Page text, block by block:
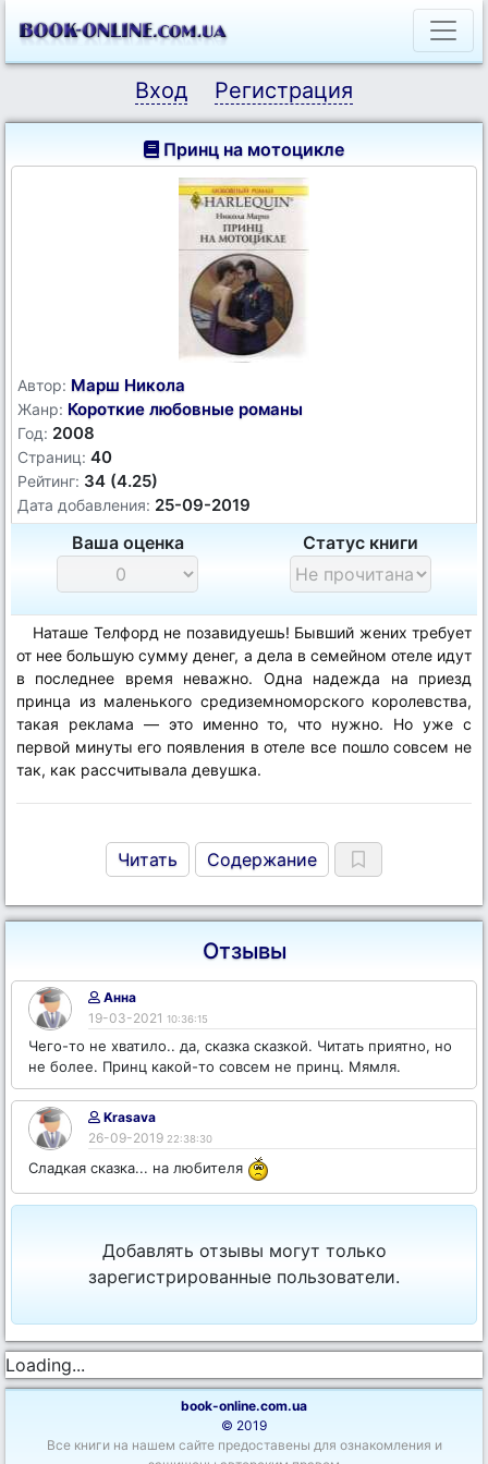
Вход Регистрация
Принц на мотоцикле
Автор: Марш Никола
Жанр: Короткие любовные романы
Год: 2008
Страниц: 40
Рейтинг: 34 (4.25)
Дата добавления: 25-09-2019
Ваша оценка Статус книги
Наташе Телфорд не позавидуешь! Бывший жених требует
от нее большую сумму денег, а дела в семейном отеле идут
в последнее время неважно. Одна надежда на приезд
принца из маленького средиземноморского королевства,
такая реклама — это именно то, что нужно. Но уже с
первой минуты его появления в отеле все пошло совсем не
так, как рассчитывала девушка.
Читать Содержание
Отзывы
Анна
19-03-2021 10:36:15
Чего-то не хватило.. да, сказка сказкой. Читать приятно, но
не более. Принц какой-то совсем не принц. Мямля.
Krasava
26-09-2019 22:38:30
Сладкая сказка... на любителя
Добавлять отзывы могут только
зарегистрированные пользователи.
Loading...
book-online.com.ua
© 2019
Все книги на нашем сайте предоставены для ознакомления и